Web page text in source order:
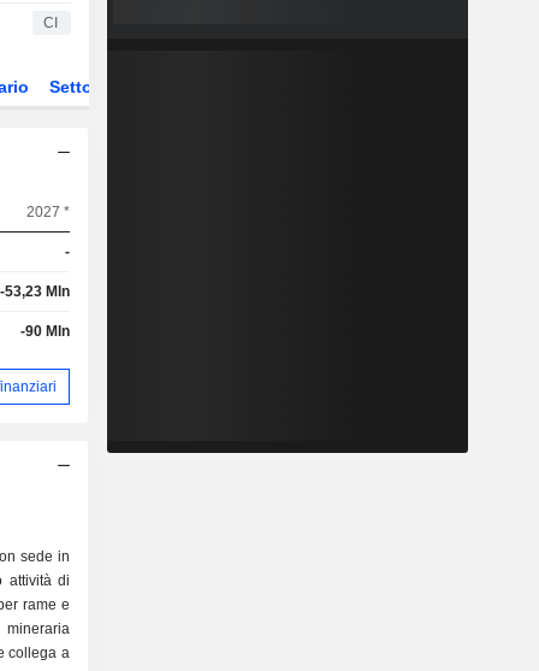
CI
Settore
2027 *
-
-53,23 Mln
-90 Mln
sede in
attività di
rame e
collega a